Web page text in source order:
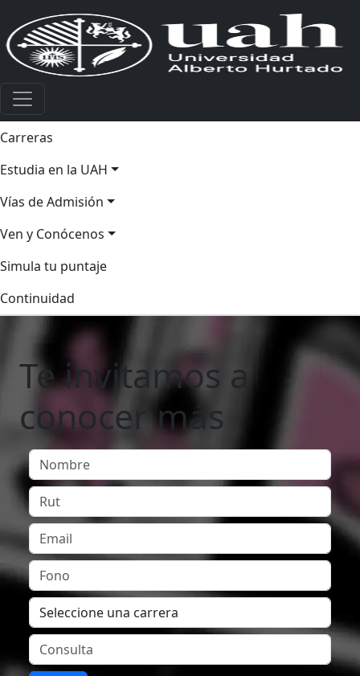
Carreras
Estudia en la UAH
Vías de Admisión
Ven y Conócenos
Simula tu puntaje
Continuidad
Te invitamos a
conocer más